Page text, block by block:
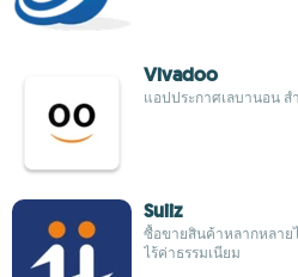
Vivadoo
แอปประกาศเลบานอน
Suiiz
ซื้อขายสินค้าหลากหลา
ไร้ค่าธรรมเนียม